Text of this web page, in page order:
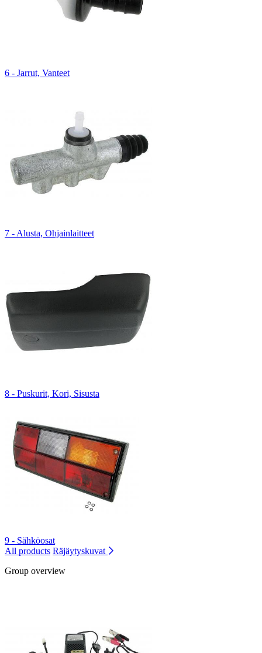
6 - Jarrut, Vanteet
7 - Alusta, Ohjainlaitteet
8 - Puskurit, Kori, Sisusta
9 - Sähköosat
All products Räjäytyskuvat
Group overview